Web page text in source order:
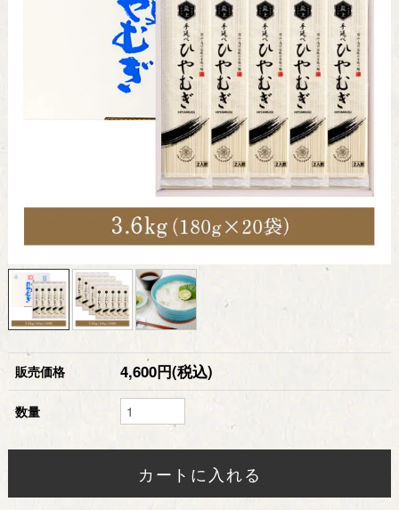
販売価格 4,600円(税込)
数量